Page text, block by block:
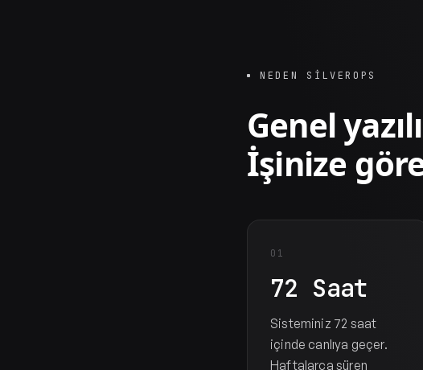
NEDEN SILVEROPS
Genel
İşinize
01
72 Saat
Sisteminiz 72 saat
içinde canlıya geçer.
Haftalarca süren